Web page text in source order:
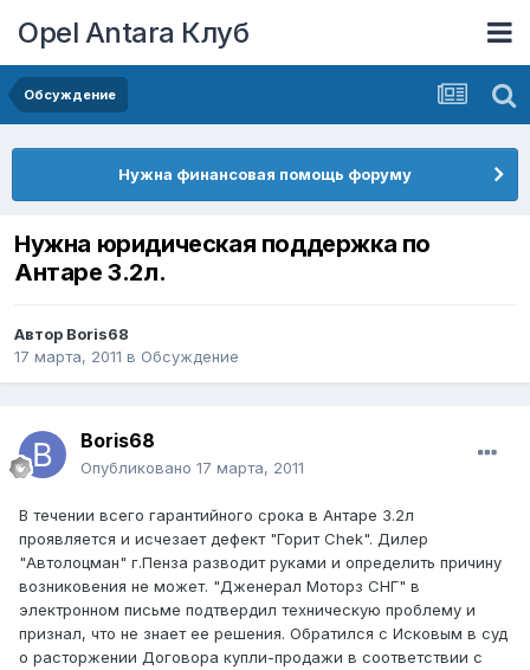
Opel Antara Клуб
Обсуждение
Нужна финансовая помощь форуму
Нужна юридическая поддержка по
Антаре 3.2л.
Автор Boris68
17 марта, 2011 в Обсуждение
Boris68
Опубликовано 17 марта, 2011
В течении всего гарантийного срока в Антаре 3.2л
проявляется и исчезает дефект "Горит Chek". Дилер
"Автолоцман" г.Пенза разводит руками и определить причину
возниковения не может. "Дженерал Моторз СНГ" в
электронном письме подтвердил техническую проблему и
признал, что не знает ее решения. Обратился с Исковым в суд
о расторжении Договора купли-продажи в соответствии с